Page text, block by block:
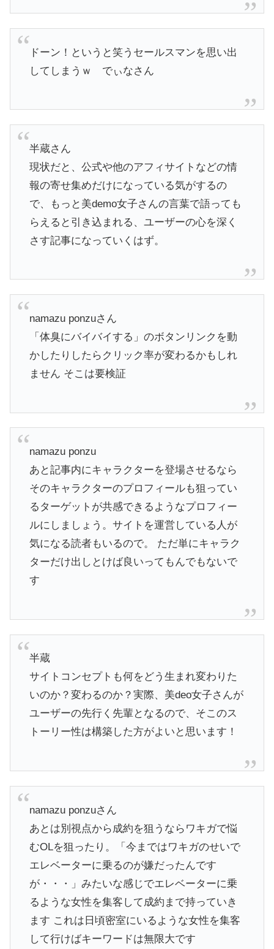
​ドーン！というと笑うセールスマンを思い出
してしまうｗ でぃなさん
半蔵さん
​現状だと、公式や他のアフィサイトなどの情
報の寄せ集めだけになっている気がするの
で、もっと美demo女子さんの言葉で語っても
らえると引き込まれる、ユーザーの心を深く
さす記事になっていくはず。
namazu ponzuさん
​「体臭にバイバイする」のボタンリンクを動
かしたりしたらクリック率が変わるかもしれ
ません そこは要検証
namazu ponzu
​あと記事内にキャラクターを登場させるなら
そのキャラクターのプロフィールも狙ってい
るターゲットが共感できるようなプロフィー
ルにしましょう。サイトを運営している人が
気になる読者もいるので。 ただ単にキャラク
ターだけ出しとけば良いってもんでもないで
す
半蔵
​サイトコンセプトも何をどう生まれ変わりた
いのか？変わるのか？実際、美deo女子さんが
ユーザーの先行く先輩となるので、そこのス
トーリー性は構築した方がよいと思います！
namazu ponzuさん
​あとは別視点から成約を狙うならワキガで悩
むOLを狙ったり。「今まではワキガのせいで
エレベーターに乗るのが嫌だったんです
が・・・」みたいな感じでエレベーターに乗
るような女性を集客して成約まで持っていき
ます これは日頃密室にいるような女性を集客
して行けばキーワードは無限大です